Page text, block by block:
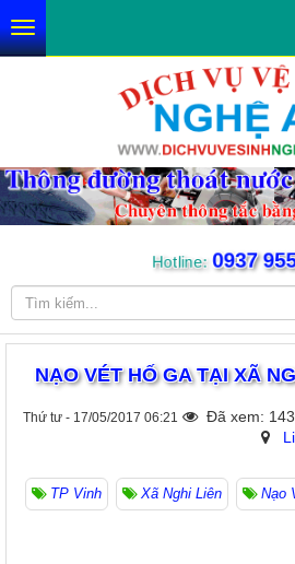
Hotline: 0937
NẠO VÉT HỐ GA TẠI XÃ
Thứ tư - 17/05/2017 06:21
Đã xem:
TP Vinh Xã Nghi Liên Nạo